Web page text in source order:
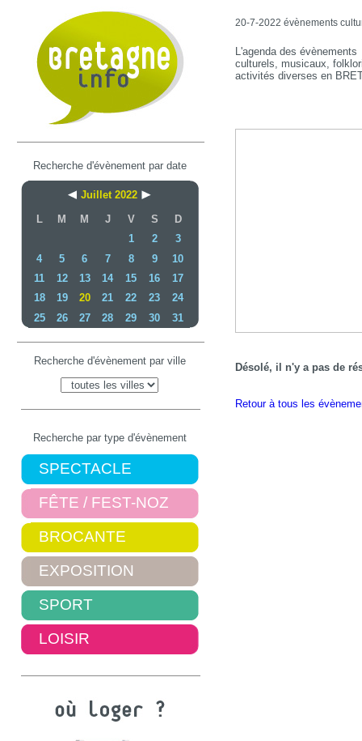
20-7-2022 évènements
L'agenda des évènements
culturels, musicaux,
activités diverses en
Recherche d'évènement par date
Juillet 2022
L
M M J V S
D
1
2
3
4
5 6 7 8 9
10
11
12 13 14 15 16
17
18
19 20 21 22 23
24
25
26 27 28 29 30 31
Recherche d'évènement par ville
Recherche par type d'évènement
SPECTACLE
FÊTE / FEST-NOZ
BROCANTE
EXPOSITION
SPORT
LOISIR
Désolé, il n'y a pas de
Retour à tous les